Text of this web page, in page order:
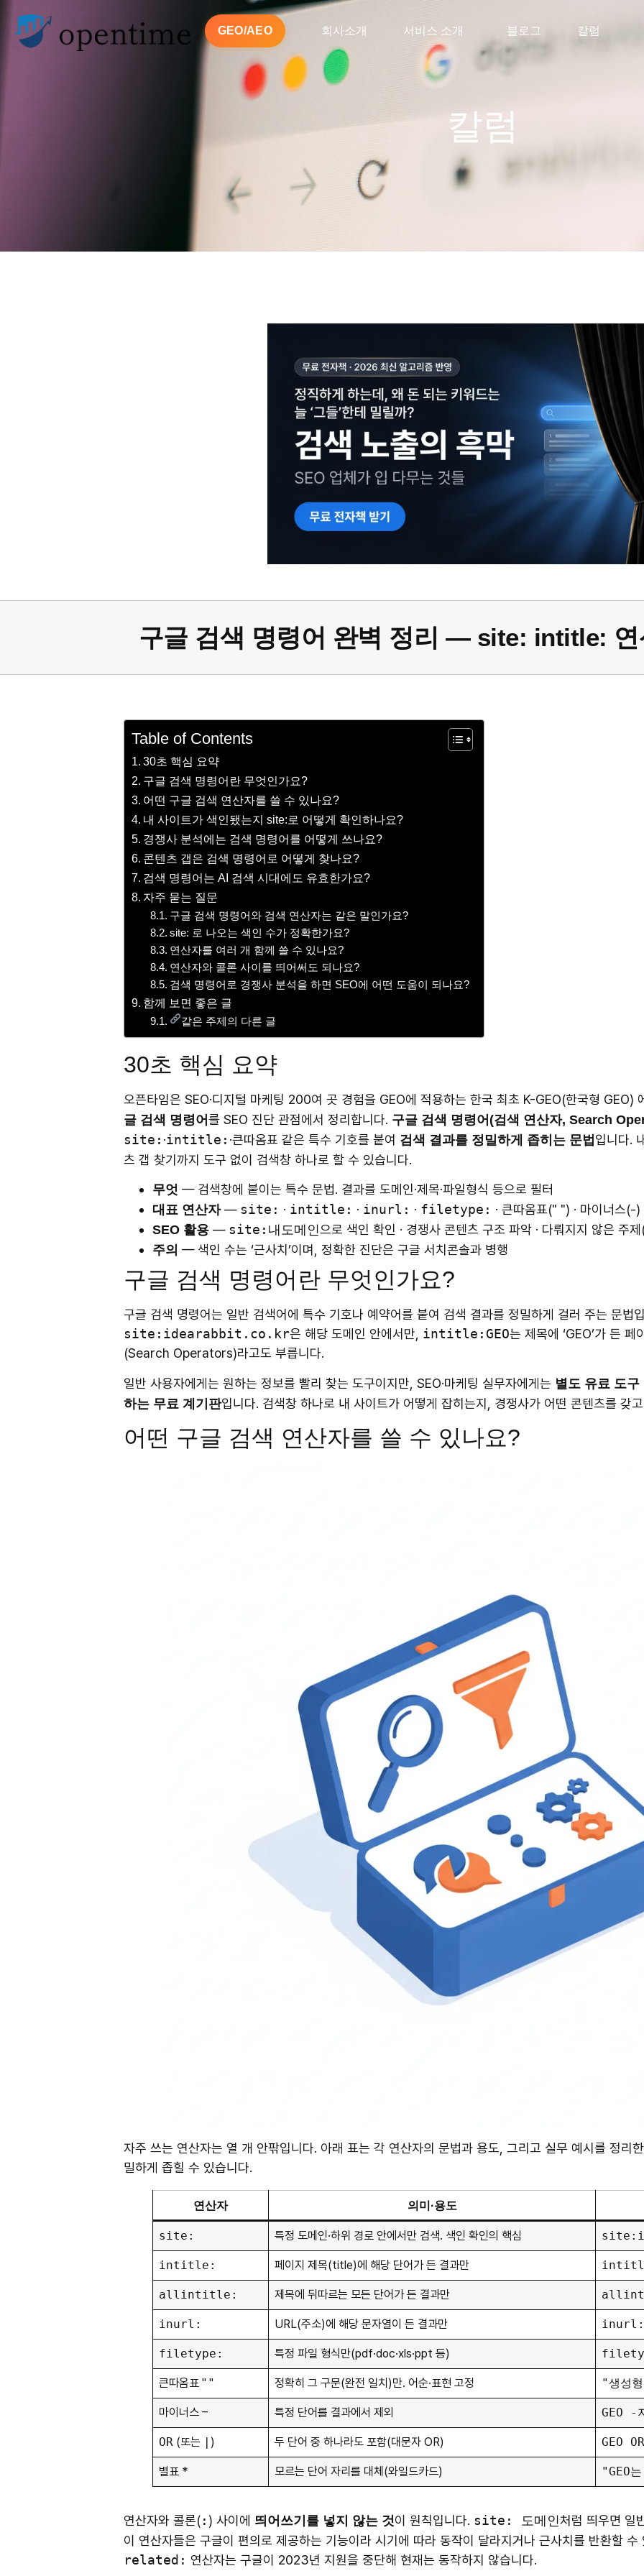
GEO/AEO 회사소개 서비스 소개 블로그 칼럼
칼럼
구글 검색 명령어 완벽 정리 — site: intitle: 연
Table of Contents
30초 핵심 요약
구글 검색 명령어란 무엇인가요?
어떤 구글 검색 연산자를 쓸 수 있나요?
내 사이트가 색인됐는지 site:로 어떻게 확인하나요?
경쟁사 분석에는 검색 명령어를 어떻게 쓰나요?
콘텐츠 갭은 검색 명령어로 어떻게 찾나요?
검색 명령어는 AI 검색 시대에도 유효한가요?
자주 묻는 질문
구글 검색 명령어와 검색 연산자는 같은 말인가요?
site: 로 나오는 색인 수가 정확한가요?
연산자를 여러 개 함께 쓸 수 있나요?
연산자와 콜론 사이를 띄어써도 되나요?
검색 명령어로 경쟁사 분석을 하면 SEO에 어떤 도움이 되나요?
함께 보면 좋은 글
같은 주제의 다른 글
30초 핵심 요약
오픈타임은 SEO·디지털 마케팅 200여 곳 경험을 GEO에 적용하는 한국 최초 K-GEO(한국형 GEO)
글 검색 명령어 를 SEO 진단 관점에서 정리합니다. 구글 검색 명령어(검색 연산자, Search
site: ·intitle: ·큰따옴표 같은 특수 기호를 붙여 검색 결과를 정밀하게 좁히는 문법 입니다.
츠 갭 찾기까지 도구 없이 검색창 하나로 할 수 있습니다.
무엇 — 검색창에 붙이는 특수 문법. 결과를 도메인·제목·파일형식 등으로 필터
대표 연산자— site: · intitle: · inurl: · filetype: · 큰따옴표(" ") · 마이너스(-)
SEO 활용 — site:내도메인으로 색인 확인 · 경쟁사 콘텐츠 구조 파악 · 다뤄지지 않은 주
주의 — 색인 수는 ‘근사치’이며, 정확한 진단은 구글 서치콘솔과 병행
구글 검색 명령어란 무엇인가요?
구글 검색 명령어는 일반 검색어에 특수 기호나 예약어를 붙여 검색 결과를 정밀하게 걸러 주는 문법
site:idearabbit.co.kr은 해당 도메인 안에서만, intitle:GEO는 제목에 ‘GEO’가 든
(Search Operators)라고도 부릅니다.
일반 사용자에게는 원하는 정보를 빨리 찾는 도구이지만, SEO·마케팅 실무자에게는 별도 유료 도
하는 무료 계기판입니다. 검색창 하나로 내 사이트가 어떻게 잡히는지, 경쟁사가 어떤 콘텐츠를 갖
어떤 구글 검색 연산자를 쓸 수 있나요?
자주 쓰는 연산자는 열 개 안팎입니다. 아래 표는 각 연산자의 문법과 용도, 그리고 실무 예시를 정리
밀하게 좁힐 수 있습니다.
연산자 의미·용도
site: 특정 도메인·하위 경로 안에서만 검색. 색인 확인의 핵심
intitle: 페이지 제목(title)에 해당 단어가 든 결과만
allintitle: 제목에 뒤따르는 모든 단어가 든 결과만
inurl: URL(주소)에 해당 문자열이 든 결과만
filetype: 특정 파일 형식만(pdf·doc·xls·ppt 등)
큰따옴표 " " 정확히 그 구문(완전 일치)만. 어순·표현 고정 "생성
마이너스 – 특정 단어를 결과에서 제외 GEO -
OR (또는 |) 두 단어 중 하나라도 포함(대문자 OR) GEO
별표 * 모르는 단어 자리를 대체(와일드카드) "GEO
연산자와 콜론(: ) 사이에 띄어쓰기를 넣지 않는 것이 원칙입니다. site: 도메인처럼 띄우면 일
이 연산자들은 구글이 편의로 제공하는 기능이라 시기에 따라 동작이 달라지거나 근사치를 반환할
related: 연산자는 구글이 2023년 지원을 중단해 현재는 동작하지 않습니다.